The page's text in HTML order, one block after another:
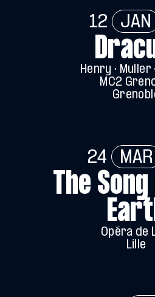
12 JAN
Henry · Muller
MC2
24 MAR
The
Opéra de
Lille